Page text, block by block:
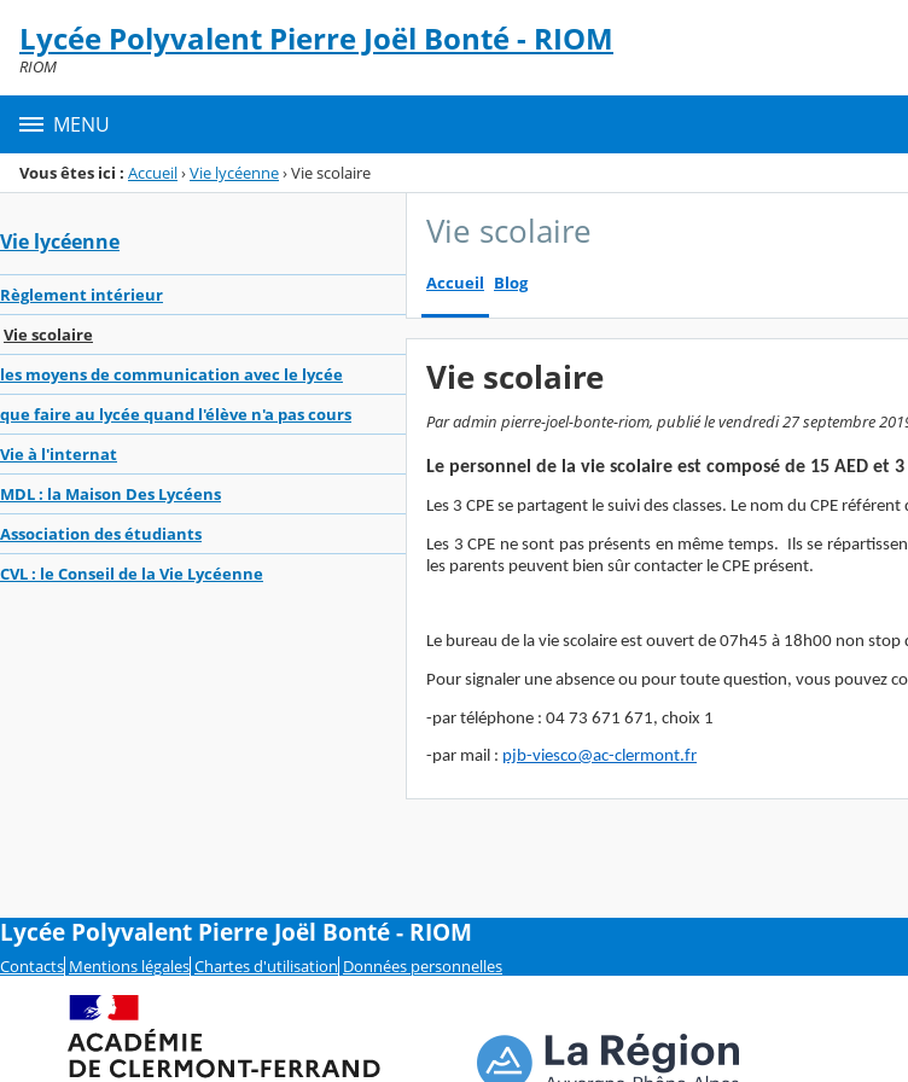
Menu de la rubrique
Contenu
Lycée Polyvalent Pierre Joël Bonté - RIOM
RIOM
MENU
Vous êtes ici : Accueil›Vie lycéenne›Vie scolaire
Vie lycéenne
Règlement intérieur
Vie scolaire
les moyens de communication avec le lycée
que faire au lycée quand l'élève n'a pas cours
Vie à l'internat
MDL : la Maison Des Lycéens
Association des étudiants
CVL : le Conseil de la Vie Lycéenne
Vie scolaire
Accueil Blog
Vie scolaire
Par admin pierre-joel-bonte-riom, publié le vendredi 27 septembre
Le personnel de la vie scolaire est composé de 15 AED et 3
Les 3 CPE se partagent le suivi des classes. Le nom du CPE
Les 3 CPE ne sont pas présents en même temps. Ils se
les parents peuvent bien sûr contacter le CPE présent.
Le bureau de la vie scolaire est ouvert de 07h45 à 18h00 non
Pour signaler une absence ou pour toute question, vous pouvez
-par téléphone : 04 73 671 671, choix 1
-par mail : pjb-viesco@ac-clermont.fr
Lycée Polyvalent Pierre Joël Bonté - RIOM
Contacts Mentions légales Chartes d'utilisation Données personnelles